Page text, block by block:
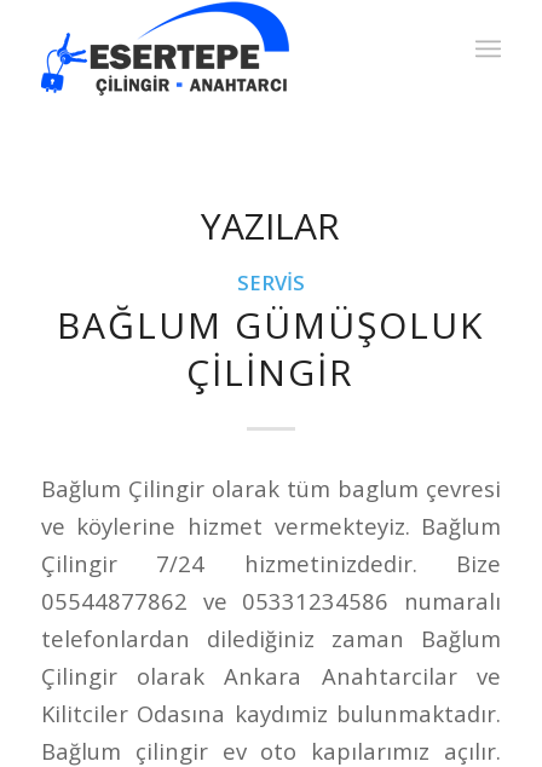
YAZILAR
SERVIS
BAĞLUM GÜMÜŞOLUK
ÇILINGIR
Bağlum Çilingir olarak tüm baglum çevresi
ve köylerine hizmet vermekteyiz. Bağlum
Çilingir 7/24 hizmetinizdedir. Bize
05544877862 ve 05331234586 numaralı
telefonlardan dilediğiniz zaman Bağlum
Çilingir olarak Ankara Anahtarcilar ve
Kilitciler Odasına kaydımiz bulunmaktadır.
Bağlum çilingir ev oto kapılarımız açılır.